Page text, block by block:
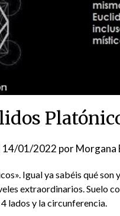
14/01/2022 porMorgana
Igual ya sabéis qué son
extraordinarios. Suelo
lados y la circunferencia.